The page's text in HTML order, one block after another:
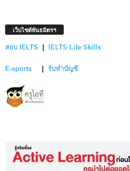
เว็บไซต์พันธมิตรฯ
สอบ IELTS | IELTS Life Skills
E-sports | รับทำบัญชี